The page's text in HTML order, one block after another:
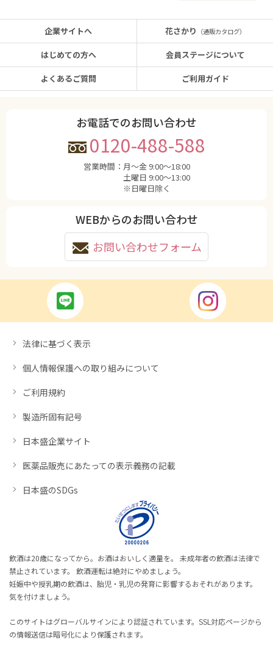
企業サイトへ
はじめての方へ
よくあるご質問
花さかり （通販カタログ）
会員ステージについて
ご利用ガイド
お電話でのお問い合わせ
0120-488-588
営業時間： 月〜金 9:00〜18:00
土曜日 9:00〜13:00
※日曜日除く
WEBからのお問い合わせ
お問い合わせフォーム
法律に基づく表示
個人情報保護への取り組みについて
ご利用規約
製造所固有記号
日本盛企業サイト
医薬品販売にあたっての表示義務の記載
日本盛のSDGs
飲酒は20歳になってから。お酒はおいしく適量を。 未成年者の飲酒は法律で
禁止されています。 飲酒運転は絶対にやめましょう。
妊娠中や授乳期の飲酒は、胎児・乳児の発育に影響するおそれがあります。
気を付けましょう。
このサイトはグローバルサインにより認証されています。SSL対応ページから
の情報送信は暗号化により保護されます。